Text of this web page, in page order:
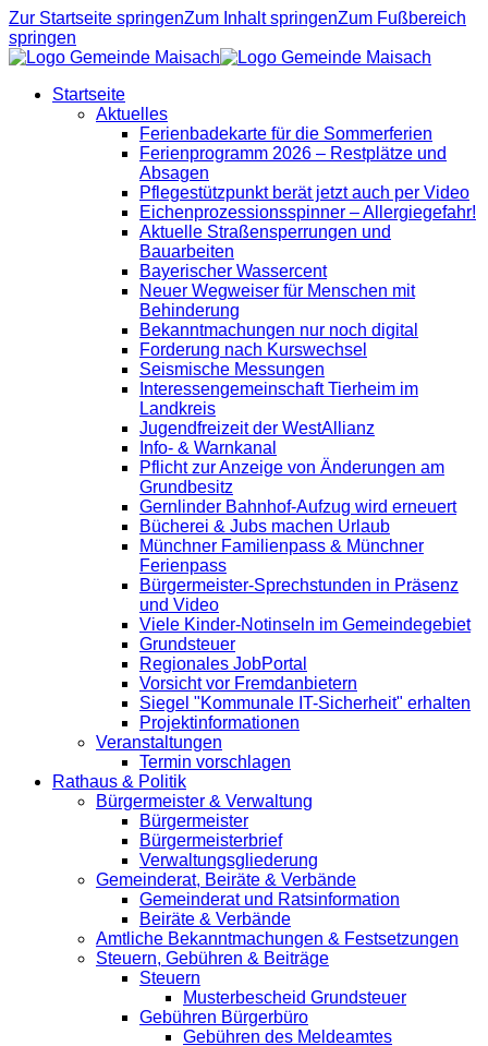
Zur Startseite springenZum Inhalt springenZum Fußbereich
springen
Startseite
Aktuelles
Ferienbadekarte für die Sommerferien
Ferienprogramm 2026 – Restplätze und
Absagen
Pflegestützpunkt berät jetzt auch per Video
Eichenprozessionsspinner – Allergiegefahr!
Aktuelle Straßensperrungen und
Bauarbeiten
Bayerischer Wassercent
Neuer Wegweiser für Menschen mit
Behinderung
Bekanntmachungen nur noch digital
Forderung nach Kurswechsel
Seismische Messungen
Interessengemeinschaft Tierheim im
Landkreis
Jugendfreizeit der WestAllianz
Info- & Warnkanal
Pflicht zur Anzeige von Änderungen am
Grundbesitz
Gernlinder Bahnhof-Aufzug wird erneuert
Bücherei & Jubs machen Urlaub
Münchner Familienpass & Münchner
Ferienpass
Bürgermeister-Sprechstunden in Präsenz
und Video
Viele Kinder-Notinseln im Gemeindegebiet
Grundsteuer
Regionales JobPortal
Vorsicht vor Fremdanbietern
Siegel "Kommunale IT-Sicherheit" erhalten
Projektinformationen
Veranstaltungen
Termin vorschlagen
Rathaus & Politik
Bürgermeister & Verwaltung
Bürgermeister
Bürgermeisterbrief
Verwaltungsgliederung
Gemeinderat, Beiräte & Verbände
Gemeinderat und Ratsinformation
Beiräte & Verbände
Amtliche Bekanntmachungen & Festsetzungen
Steuern, Gebühren & Beiträge
Steuern
Musterbescheid Grundsteuer
Gebühren Bürgerbüro
Gebühren des Meldeamtes